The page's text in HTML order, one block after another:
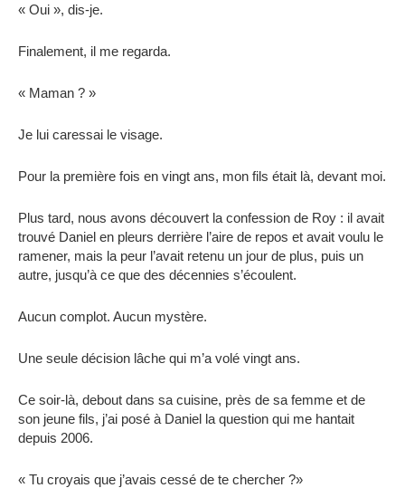
« Oui », dis-je.
Finalement, il me regarda.
« Maman ? »
Je lui caressai le visage.
Pour la première fois en vingt ans, mon fils était là, devant moi.
Plus tard, nous avons découvert la confession de Roy : il avait
trouvé Daniel en pleurs derrière l’aire de repos et avait voulu le
ramener, mais la peur l’avait retenu un jour de plus, puis un
autre, jusqu’à ce que des décennies s’écoulent.
Aucun complot. Aucun mystère.
Une seule décision lâche qui m’a volé vingt ans.
Ce soir-là, debout dans sa cuisine, près de sa femme et de
son jeune fils, j’ai posé à Daniel la question qui me hantait
depuis 2006.
« Tu croyais que j’avais cessé de te chercher ?»